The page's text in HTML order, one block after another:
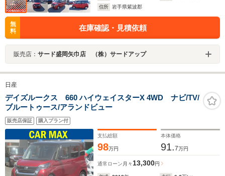
住所
岩手県紫波郡
無
料
在庫確認・見積依頼
販売店： サード盛岡矢巾店 （株）サードアップ
日産
デイズルークス 660 ハイウェイスターX 4WD ナビ/TV/
ブルートゥース/アランドビュー
販売店保証 購入プラン付
支払総額
98万円
本体価格
91.7万円
通常ローン 月々13,300円